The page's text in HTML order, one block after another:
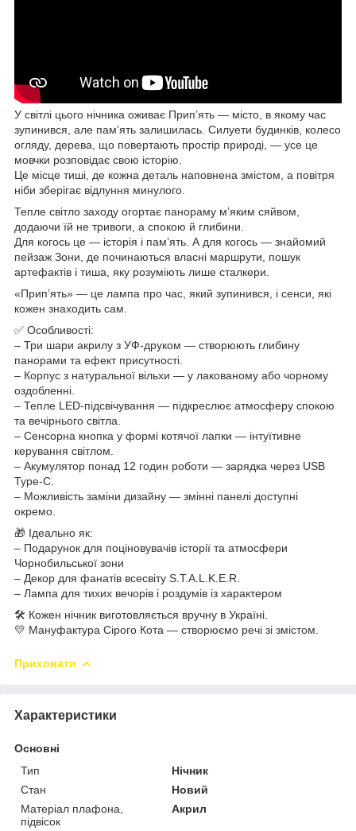
У світлі цього нічника оживає Прип’ять — місто, в якому час
зупинився, але пам’ять залишилась. Силуети будинків, колесо
огляду, дерева, що повертають простір природі, — усе це
мовчки розповідає свою історію.
Це місце тиші, де кожна деталь наповнена змістом, а повітря
ніби зберігає відлуння минулого.
Тепле світло заходу огортає панораму м’яким сяйвом,
додаючи їй не тривоги, а спокою й глибини.
Для когось це — історія і пам’ять. А для когось — знайомий
пейзаж Зони, де починаються власні маршрути, пошук
артефактів і тиша, яку розуміють лише сталкери.
«Прип’ять» — це лампа про час, який зупинився, і сенси, які
кожен знаходить сам.
✅ Особливості:
– Три шари акрилу з УФ-друком — створюють глибину
панорами та ефект присутності.
– Корпус з натуральної вільхи — у лакованому або чорному
оздобленні.
– Тепле LED-підсвічування — підкреслює атмосферу спокою
та вечірнього світла.
– Сенсорна кнопка у формі котячої лапки — інтуїтивне
керування світлом.
– Акумулятор понад 12 годин роботи — зарядка через USB
Type-C.
– Можливість заміни дизайну — змінні панелі доступні
окремо.
🎁 Ідеально як:
– Подарунок для поціновувачів історії та атмосфери
Чорнобильської зони
– Декор для фанатів всесвіту S.T.A.L.K.E.R.
– Лампа для тихих вечорів і роздумів із характером
🛠️ Кожен нічник виготовляється вручну в Україні.
💛 Мануфактура Сірого Кота — створюємо речі зі змістом.
Приховати
Характеристики
Основні
Тип
Нічник
Стан
Новий
Матеріал плафона,
підвісок
Акрил